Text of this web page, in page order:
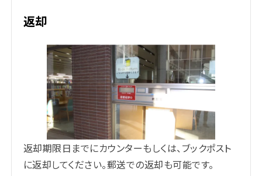
返却
返却期限日までにカウンターもしくは、ブックポスト
に返却してください。郵送での返却も可能です。